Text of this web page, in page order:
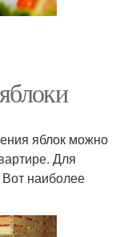
яблок можно
Для
наиболее